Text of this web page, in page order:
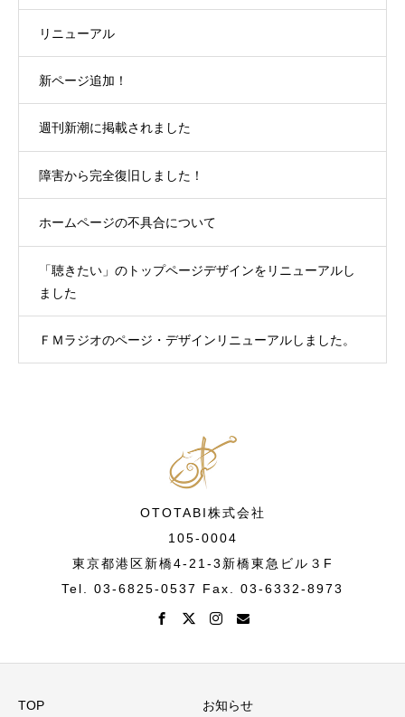
リニューアル
新ページ追加！
週刊新潮に掲載されました
障害から完全復旧しました！
ホームページの不具合について
「聴きたい」のトップページデザインをリニューアルし
ました
ＦＭラジオのページ・デザインリニューアルしました。
OTOTABI株式会社
105-0004
東京都港区新橋4-21-3新橋東急ビル３F
Tel. 03-6825-0537 Fax. 03-6332-8973
TOP お知らせ